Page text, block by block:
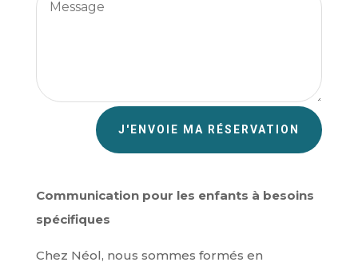
J'ENVOIE MA RÉSERVATION
Communication pour les enfants à besoins
spécifiques
Chez Néol, nous sommes formés en